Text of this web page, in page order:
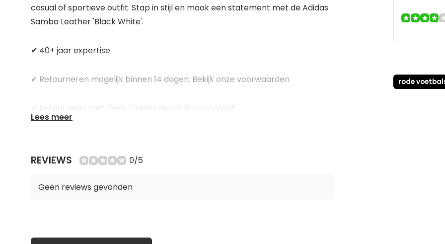
casual of sportieve outfit. Stap in stijl en maak een statement met de Adidas
Samba Leather 'Black White'.
✔ 40+ jaar expertise
✔ Retourneren mogelijk binnen 14 dagen. Bekijk onze voorwaarden
✔ Gemakkelijk passen in een van onze winkel
Lees meer
REVIEWS 0/5
Geen reviews gevonden
rode